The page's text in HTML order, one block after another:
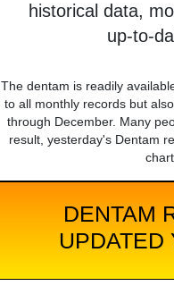
historical data,
up-to-
The dentam is readily
to all monthly records but
through December. Many
result, yesterday's Dentam
DENTAM
UPDATED